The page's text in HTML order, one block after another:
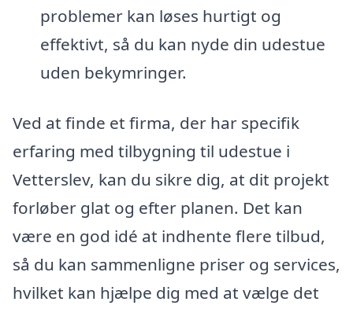
problemer kan løses hurtigt og
effektivt, så du kan nyde din udestue
uden bekymringer.
Ved at finde et firma, der har specifik
erfaring med tilbygning til udestue i
Vetterslev, kan du sikre dig, at dit projekt
forløber glat og efter planen. Det kan
være en god idé at indhente flere tilbud,
så du kan sammenligne priser og services,
hvilket kan hjælpe dig med at vælge det